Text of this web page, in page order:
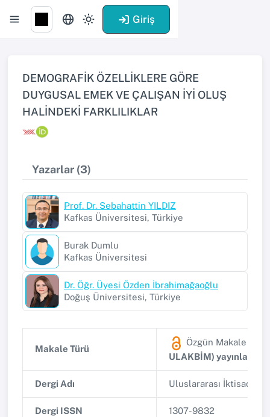
Giriş
DEMOGRAFİK ÖZELLİKLERE GÖRE
DUYGUSAL EMEK VE ÇALIŞAN İYİ OLUŞ
HALİNDEKİ FARKLILIKLAR
Yazarlar (3)
Prof. Dr. Sebahattin YILDIZ
Kafkas Üniversitesi, Türkiye
Burak Dumlu
Kafkas Üniversitesi
Dr. Öğr. Üyesi Özden İbrahimağaoğlu
Doğuş Üniversitesi, Türkiye
Makale Türü
Özgün Makale
ULAKBİM) yayınlanan
Dergi Adı Uluslararası İktisadi
Dergi ISSN 1307-9832